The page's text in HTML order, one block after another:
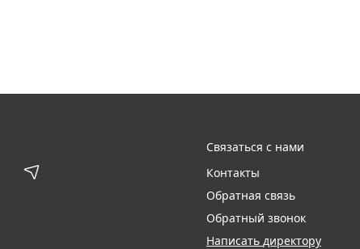
Связаться с нами
Контакты
Обратная связь
Обратный звонок
Написать директору